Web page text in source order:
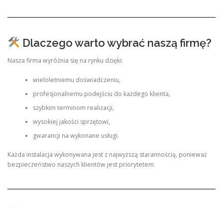
Dlaczego warto wybrać naszą firmę?
Nasza firma wyróżnia się na rynku dzięki:
wieloletniemu doświadczeniu,
profesjonalnemu podejściu do każdego klienta,
szybkim terminom realizacji,
wysokiej jakości sprzętowi,
gwarancji na wykonane usługi.
Każda instalacja wykonywana jest z najwyższą starannością, ponieważ
bezpieczeństwo naszych klientów jest priorytetem.